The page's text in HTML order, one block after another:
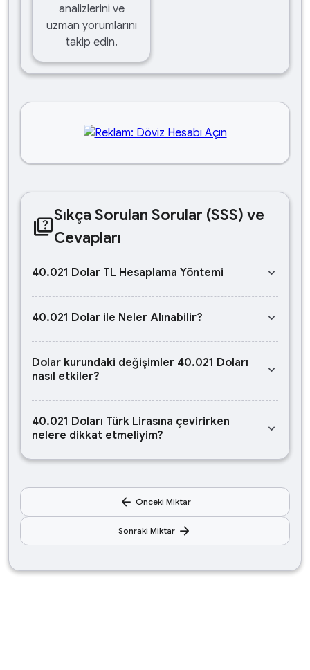
analizlerini ve
uzman yorumlarını
takip edin.
quizSıkça Sorulan Sorular (SSS) ve
Cevapları
40.021 Dolar TL Hesaplama Yöntemi keyboard_arrow_down
40.021 Dolar ile Neler Alınabilir? keyboard_arrow_down
Dolar kurundaki değişimler 40.021 Doları
nasıl etkiler?
keyboard_arrow_down
40.021 Doları Türk Lirasına çevirirken
nelere dikkat etmeliyim?
keyboard_arrow_down
arrow_back Önceki Miktar
Sonraki Miktar arrow_forward